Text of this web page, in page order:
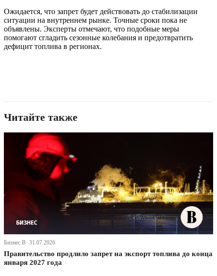
Ожидается, что запрет будет действовать до стабилизации
ситуации на внутреннем рынке. Точные сроки пока не
объявлены. Эксперты отмечают, что подобные меры
помогают сгладить сезонные колебания и предотвратить
дефицит топлива в регионах.
Читайте также
Бизнес В· 31.07.2026
Правительство продлило запрет на экспорт топлива до конца
января 2027 года